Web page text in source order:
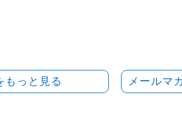
もっと見る メールマ